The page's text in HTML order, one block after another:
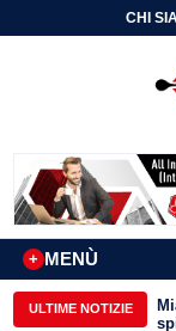
CHI
MENÙ
+
ULTIME NOTIZIE